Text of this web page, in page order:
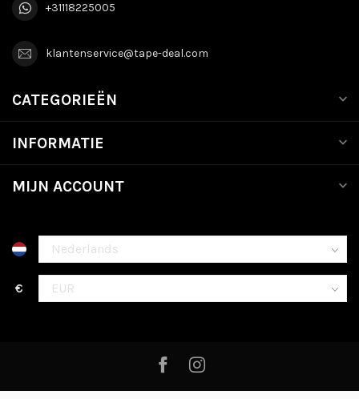
+31118225005
klantenservice@tape-deal.com
CATEGORIEËN
INFORMATIE
MIJN ACCOUNT
€